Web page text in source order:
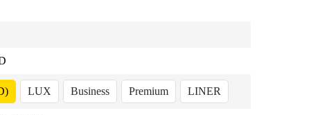
LUX Business Premium LINER